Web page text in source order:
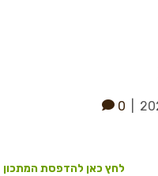
0
לחץ כאן להדפסת המתכון